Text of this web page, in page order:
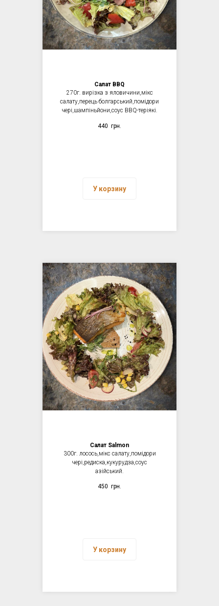
Салат BBQ
270г. вирізка з яловичини,мікс
салату,перець болгарський,помідори
чері,шампіньйони,соус BBQ-теріякі.
440 грн.
У корзину
Салат Salmon
300г. лосось,мікс салату,помідори
чері,редиска,кукурудза,соус
азійський.
450 грн.
У корзину